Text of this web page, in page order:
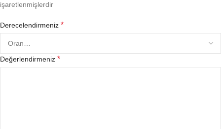
işaretlenmişlerdir
Derecelendirmeniz *
Değerlendirmeniz *